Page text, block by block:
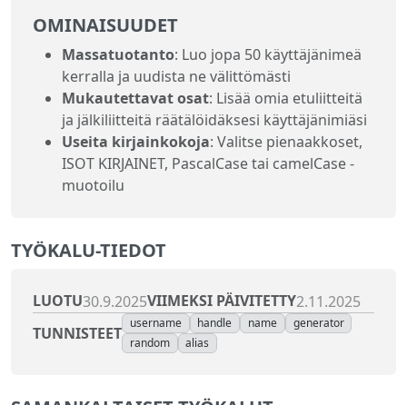
OMINAISUUDET
Massatuotanto: Luo jopa 50 käyttäjänimeä
kerralla ja uudista ne välittömästi
Mukautettavat osat: Lisää omia etuliitteitä
ja jälkiliitteitä räätälöidäksesi käyttäjänimiäsi
Useita kirjainkokoja: Valitse pienaakkoset,
ISOT KIRJAINET, PascalCase tai camelCase -
muotoilu
TYÖKALU-TIEDOT
LUOTU30.9.2025VIIMEKSI PÄIVITETTY2.11.2025
TUNNISTEET
username handle name
generator
random
alias